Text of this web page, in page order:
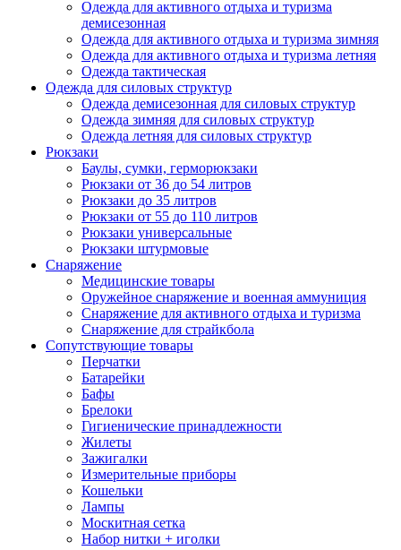
Одежда для активного отдыха и туризма
демисезонная
Одежда для активного отдыха и туризма зимняя
Одежда для активного отдыха и туризма летняя
Одежда тактическая
Одежда для силовых структур
Одежда демисезонная для силовых структур
Одежда зимняя для силовых структур
Одежда летняя для силовых структур
Рюкзаки
Баулы, сумки, герморюкзаки
Рюкзаки от 36 до 54 литров
Рюкзаки до 35 литров
Рюкзаки от 55 до 110 литров
Рюкзаки универсальные
Рюкзаки штурмовые
Снаряжение
Медицинские товары
Оружейное снаряжение и военная аммуниция
Снаряжение для активного отдыха и туризма
Снаряжение для страйкбола
Сопутствующие товары
Перчатки
Батарейки
Бафы
Брелоки
Гигиенические принадлежности
Жилеты
Зажигалки
Измерительные приборы
Кошельки
Лампы
Москитная сетка
Набор нитки + иголки